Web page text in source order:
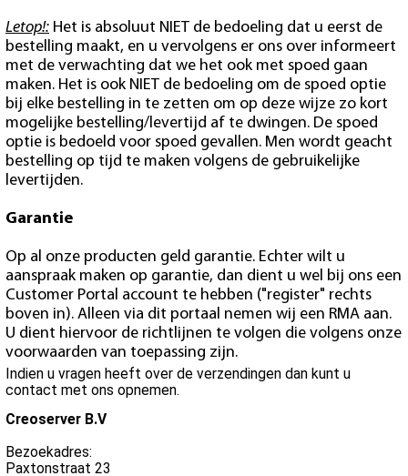
Letop!: Het is absoluut NIET de bedoeling dat u eerst de
bestelling maakt, en u vervolgens er ons over informeert
met de verwachting dat we het ook met spoed gaan
maken. Het is ook NIET de bedoeling om de spoed optie
bij elke bestelling in te zetten om op deze wijze zo kort
mogelijke bestelling/levertijd af te dwingen. De spoed
optie is bedoeld voor spoed gevallen. Men wordt geacht
bestelling op tijd te maken volgens de gebruikelijke
levertijden.
Garantie
Op al onze producten geld garantie. Echter wilt u
aanspraak maken op garantie, dan dient u wel bij ons een
Customer Portal account te hebben ("register" rechts
boven in). Alleen via dit portaal nemen wij een RMA aan.
U dient hiervoor de richtlijnen te volgen die volgens onze
voorwaarden van toepassing zijn.
Indien u vragen heeft over de verzendingen dan kunt u
contact met ons opnemen.
Creoserver B.V
Bezoekadres:
Paxtonstraat 23